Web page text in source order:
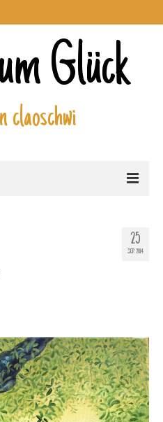
Glück
claoschwi
25
SEP. 2014